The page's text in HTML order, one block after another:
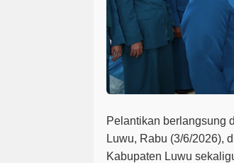
Pelantikan berlangsung
Luwu, Rabu (3/6/2026),
Kabupaten Luwu